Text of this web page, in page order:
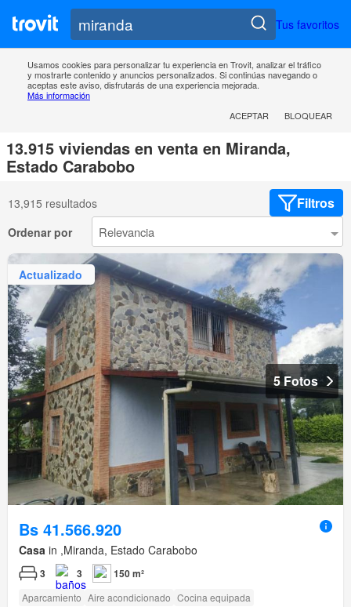
Tus favoritos
Usamos cookies para personalizar tu experiencia en Trovit, analizar el tráfico
y mostrarte contenido y anuncios personalizados. Si continúas navegando o
aceptas este aviso, disfrutarás de una experiencia mejorada.
Más información
ACEPTAR
BLOQUEAR
13.915 viviendas en venta en Miranda,
Estado Carabobo
13,915 resultados Filtros
Ordenar por
Actualizado
5 Fotos
Bs 41.566.920
Casa in ,Miranda, Estado Carabobo
3 3 150 m²
Aparcamiento Aire acondicionado Cocina equipada